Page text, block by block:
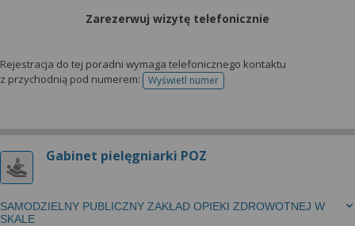
Zarezerwuj wizytę telefonicznie
Rejestracja do tej poradni wymaga telefonicznego kontaktu
z przychodnią pod numerem:
Wyświetl numertelefonu do rejestracji
Gabinet pielęgniarki POZ
SAMODZIELNY PUBLICZNY ZAKŁAD OPIEKI ZDROWOTNEJ W
SKALE